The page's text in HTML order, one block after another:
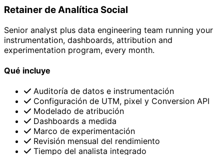
Retainer de Analítica Social
Senior analyst plus data engineering team running your
instrumentation, dashboards, attribution and
experimentation program, every month.
Qué incluye
Auditoría de datos e instrumentación
Configuración de UTM, pixel y Conversion API
Modelado de atribución
Dashboards a medida
Marco de experimentación
Revisión mensual del rendimiento
Tiempo del analista integrado